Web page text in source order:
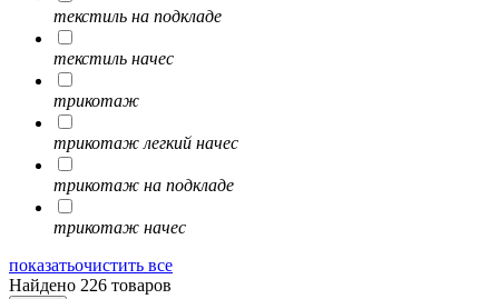
текстиль на подкладе
текстиль начес
трикотаж
трикотаж легкий начес
трикотаж на подкладе
трикотаж начес
показатьочистить все
Найдено 226 товаров